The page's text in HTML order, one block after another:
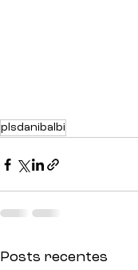
plsdanibalbi
Posts recentes